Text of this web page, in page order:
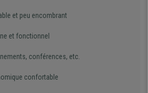
et peu encombrant
et fonctionnel
conférences, etc.
confortable